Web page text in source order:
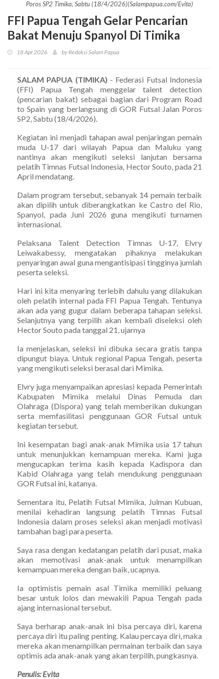
Poros SP2 Timika, Sabtu (18/4/2026)(Salampapua.com/Evita)
FFI Papua Tengah Gelar Pencarian
Bakat Menuju Spanyol Di Timika
18 Apr 2026 by Redaksi Salam Papua
SALAM PAPUA (TIMIKA) - Federasi Futsal Indonesia
(FFI) Papua Tengah menggelar talent detection
(pencarian bakat) sebagai bagian dari Program Road
to Spain yang berlangsung di GOR Futsal Jalan Poros
SP2, Sabtu (18/4/2026).
Kegiatan ini menjadi tahapan awal penjaringan pemain
muda U-17 dari wilayah Papua dan Maluku yang
nantinya akan mengikuti seleksi lanjutan bersama
pelatih Timnas Futsal Indonesia, Hector Souto, pada 21
April mendatang.
Dalam program tersebut, sebanyak 14 pemain terbaik
akan dipilih untuk diberangkatkan ke Castro del Rio,
Spanyol, pada Juni 2026 guna mengikuti turnamen
internasional.
Pelaksana Talent Detection Timnas U-17, Elvry
Leiwakabessy, mengatakan pihaknya melakukan
penyaringan awal guna mengantisipasi tingginya jumlah
peserta seleksi.
Hari ini kita menyaring terlebih dahulu yang dilakukan
oleh pelatih internal pada FFI Papua Tengah. Tentunya
akan ada yang gugur dalam beberapa tahapan seleksi.
Selanjutnya yang terpilih akan kembali diseleksi oleh
Hector Souto pada tanggal 21, ujarnya
Ia menjelaskan, seleksi ini dibuka secara gratis tanpa
dipungut biaya. Untuk regional Papua Tengah, peserta
yang mengikuti seleksi berasal dari Mimika.
Elvry juga menyampaikan apresiasi kepada Pemerintah
Kabupaten Mimika melalui Dinas Pemuda dan
Olahraga (Dispora) yang telah memberikan dukungan
serta memfasilitasi penggunaan GOR Futsal untuk
kegiatan tersebut.
Ini kesempatan bagi anak-anak Mimika usia 17 tahun
untuk menunjukkan kemampuan mereka. Kami juga
mengucapkan terima kasih kepada Kadispora dan
Kabid Olahraga yang telah mendukung penggunaan
GOR Futsal ini, katanya.
Sementara itu, Pelatih Futsal Mimika, Julman Kubuan,
menilai kehadiran langsung pelatih Timnas Futsal
Indonesia dalam proses seleksi akan menjadi motivasi
tambahan bagi para peserta.
Saya rasa dengan kedatangan pelatih dari pusat, maka
akan memotivasi anak-anak untuk menampilkan
kemampuan mereka dengan baik, ucapnya.
Ia optimistis pemain asal Timika memiliki peluang
besar untuk lolos dan mewakili Papua Tengah pada
ajang internasional tersebut.
Saya berharap anak-anak ini bisa percaya diri, karena
percaya diri itu paling penting. Kalau percaya diri, maka
mereka akan menampilkan permainan terbaik dan saya
optimis ada anak-anak yang akan terpilih, pungkasnya.
Penulis: Evita